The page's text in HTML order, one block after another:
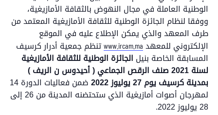
الوطنية العاملة في مجال النهوض بالثقافة الأمازيغية،
ووفقا لنظام الجائزة الوطنية للثقافة الأمازيغية المعتمد من
طرف المعهد والذي يمكن الإطلاع عليه في الموقع
الإلكتروني للمعهد www.ircam.ma تنظم جمعية أدرار كرسيف
المسابقة الخاصة بنيل الجائزة الوطنية للثقافة الأمازيغية
لسنة 2021 صنف الرقص الجماعي ( أحيدوس ن الريف )
بمدينة كرسيفيوم 27 يوليوز 2022
ضمن فعاليات الدورة 14
لمهرجان أصوات أمازيغية الذي ستحتضنه المدينة من 26 إلى
28 يوليوز 2022.